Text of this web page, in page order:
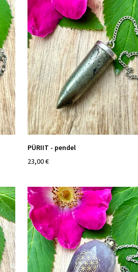
PÜRIIT - pendel
23,00 €